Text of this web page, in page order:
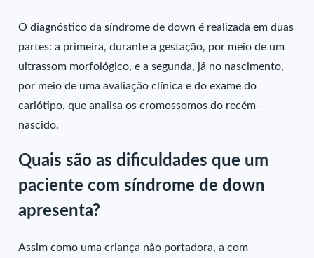
O diagnóstico da síndrome de down é realizada em duas
partes: a primeira, durante a gestação, por meio de um
ultrassom morfológico, e a segunda, já no nascimento,
por meio de uma avaliação clínica e do exame do
cariótipo, que analisa os cromossomos do recém-
nascido.
Quais são as dificuldades que um
paciente com síndrome de down
apresenta?
Assim como uma criança não portadora, a com